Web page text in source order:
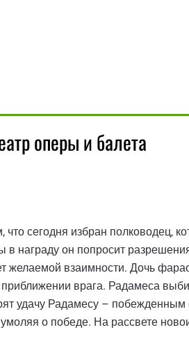
оперы и балета
сегодня избран полководец,
в награду он попросит
желаемой взаимности. Дочь
врага. Радамеса
удачу Радамесу –
о победе. На рассвете